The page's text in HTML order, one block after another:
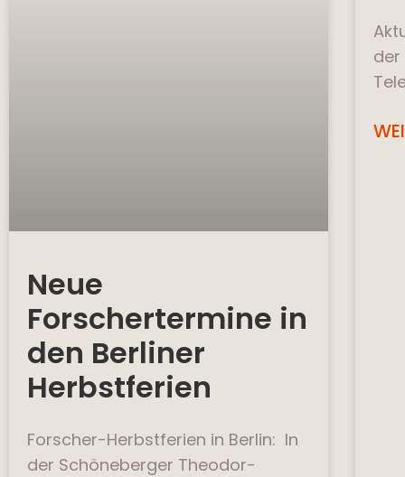
Neue
Forschertermine in
den Berliner
Herbstferien
Forscher-Herbstferien in Berlin: In
der Schöneberger Theodor-
der